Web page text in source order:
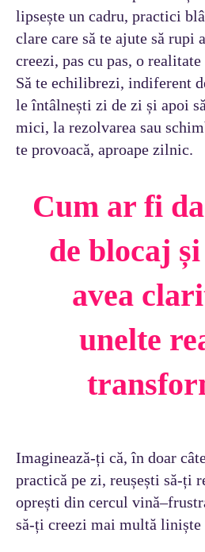
lipsește un cadru, practici
clare care să te ajute să rupi
creezi, pas cu pas, o
Să te echilibrezi, indiferent
le întâlnești zi de zi și apoi
mici, la rezolvarea sau
te provoacă, aproape zilnic.
Cum ar fi
de blocaj
avea
unelte
Imaginează-ți că, în doar
practică pe zi, reușești să-ți
oprești din cercul
să-ți creezi mai multă liniște